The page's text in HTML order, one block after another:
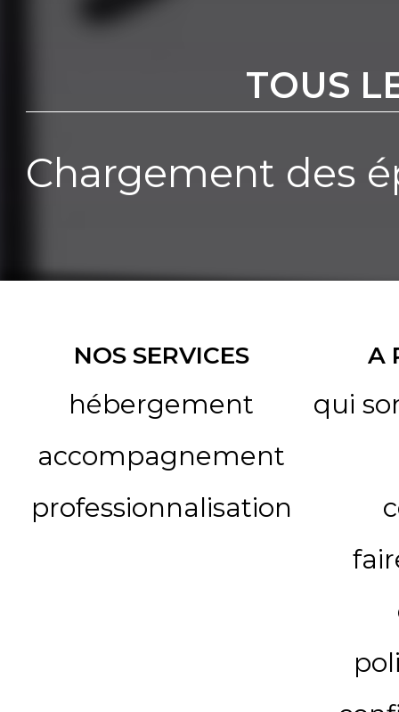
TOUS
Chargement des
NOS SERVICES
hébergement
accompagnement
professionnalisation
A
qui